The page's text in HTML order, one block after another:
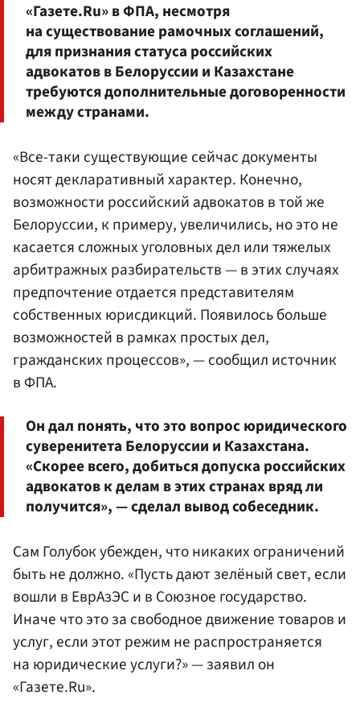
«Газете.Ru» в ФПА, несмотря
на существование рамочных соглашений,
для признания статуса российских
адвокатов в Белоруссии и Казахстане
требуются дополнительные договоренности
между странами.
«Все-таки существующие сейчас документы
носят декларативный характер. Конечно,
возможности российский адвокатов в той же
Белоруссии, к примеру, увеличились, но это не
касается сложных уголовных дел или тяжелых
арбитражных разбирательств — в этих случаях
предпочтение отдается представителям
собственных юрисдикций. Появилось больше
возможностей в рамках простых дел,
гражданских процессов», — сообщил источник
в ФПА.
Он дал понять, что это вопрос юридического
суверенитета Белоруссии и Казахстана.
«Скорее всего, добиться допуска российских
адвокатов к делам в этих странах вряд ли
получится», — сделал вывод собеседник.
Сам Голубок убежден, что никаких ограничений
быть не должно. «Пусть дают зелёный свет, если
вошли в ЕврАзЭС и в Союзное государство.
Иначе что это за свободное движение товаров и
услуг, если этот режим не распространяется
на юридические услуги?» — заявил он
«Газете.Ru».